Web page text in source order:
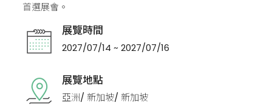
首選展會。
展覽時間
2027/07/14 ~ 2027/07/16
展覽地點
亞洲/ 新加坡/ 新加坡